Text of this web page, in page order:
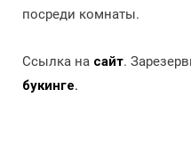
посреди комнаты.
Ссылка на сайт.
букинге.